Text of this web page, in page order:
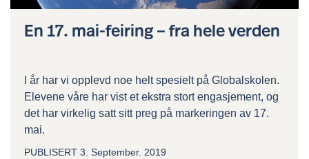
En 17. mai-feiring – fra hele verden
I år har vi opplevd noe helt spesielt på Globalskolen.
Elevene våre har vist et ekstra stort engasjement, og
det har virkelig satt sitt preg på markeringen av 17.
mai.
PUBLISERT 3. September. 2019